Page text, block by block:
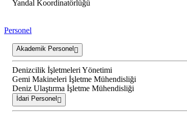
Yandal Koordinatörlüğü
Personel
Akademik Personel
Denizcilik İşletmeleri Yönetimi
Gemi Makineleri İşletme Mühendisliği
Deniz Ulaştırma İşletme Mühendisliği
İdari Personel